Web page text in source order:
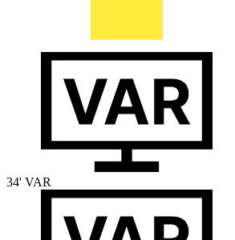
34' VAR